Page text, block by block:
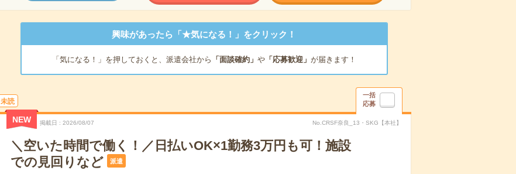
興味があったら「★気になる！」をクリック！
「気になる！」を押しておくと、派遣会社から 「面談確約」 や「応募歓迎」 が届きます！
未読
一括
応募
NEW 掲載日 2026/08/07 No.CRSF奈良_13・SKG【本社】
＼空いた時間で働く！／日払いOK×1勤務3万円も可！施設
での見回りなど
派遣